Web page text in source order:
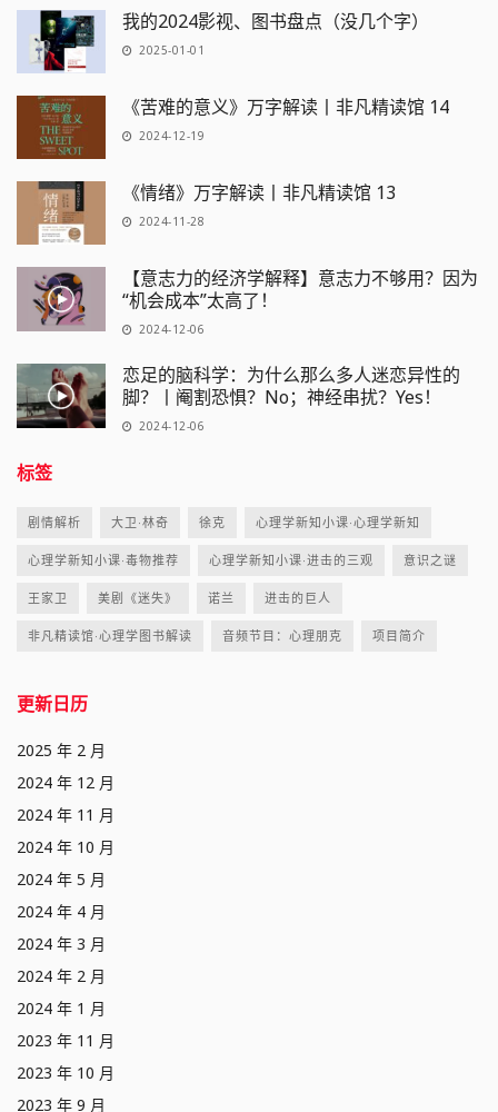
我的2024影视、图书盘点（没几个字）
2025-01-01
《苦难的意义》万字解读丨非凡精读馆 14
2024-12-19
《情绪》万字解读丨非凡精读馆 13
2024-11-28
【意志力的经济学解释】意志力不够用？因为
“机会成本”太高了！
2024-12-06
恋足的脑科学：为什么那么多人迷恋异性的
脚？丨阉割恐惧？No；神经串扰？Yes！
2024-12-06
标签
剧情解析 大卫·林奇 徐克 心理学新知小课·心理学新知
心理学新知小课·毒物推荐 心理学新知小课·进击的三观 意识之谜
王家卫 美剧《迷失》 诺兰 进击的巨人
非凡精读馆·心理学图书解读 音频节目：心理朋克 项目简介
更新日历
2025 年 2 月
2024 年 12 月
2024 年 11 月
2024 年 10 月
2024 年 5 月
2024 年 4 月
2024 年 3 月
2024 年 2 月
2024 年 1 月
2023 年 11 月
2023 年 10 月
2023 年 9 月